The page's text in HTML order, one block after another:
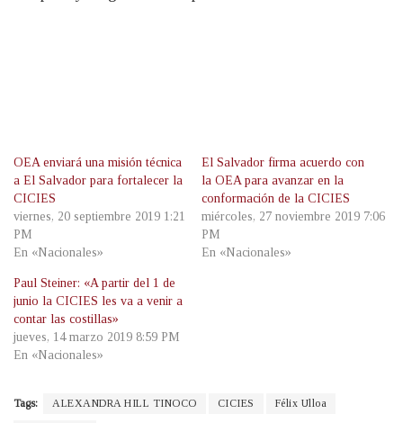
OEA enviará una misión técnica
a El Salvador para fortalecer la
CICIES
viernes, 20 septiembre 2019 1:21
PM
En «Nacionales»
El Salvador firma acuerdo con
la OEA para avanzar en la
conformación de la CICIES
miércoles, 27 noviembre 2019 7:06
PM
En «Nacionales»
Paul Steiner: «A partir del 1 de
junio la CICIES les va a venir a
contar las costillas»
jueves, 14 marzo 2019 8:59 PM
En «Nacionales»
Tags: ALEXANDRA HILL TINOCO CICIES Félix Ulloa